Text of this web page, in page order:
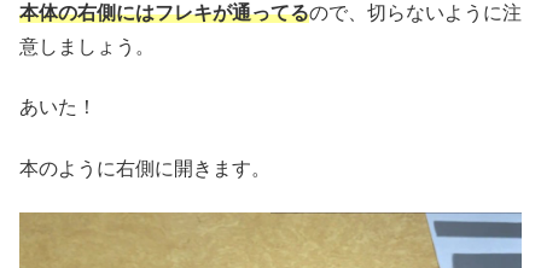
本体の右側にはフレキが通ってるので、切らないように注
意しましょう。
あいた！
本のように右側に開きます。